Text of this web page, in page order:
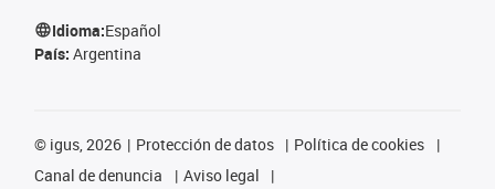
Idioma:Español
País: Argentina
© igus, 2026 Protección de datos
Política de cookies
Canal de denuncia
Aviso legal